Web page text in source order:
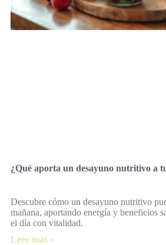
¿Qué aporta un desayuno nutritivo a
Descubre cómo un desayuno nutritivo
mañana, aportando energía y beneficios
el día con vitalidad.
Leer más »